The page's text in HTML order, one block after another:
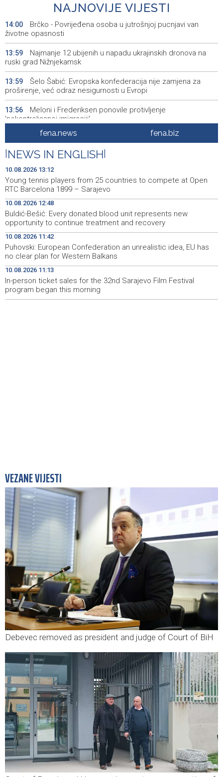
NAJNOVIJE VIJESTI
14:00
Brčko - Povrijeđena osoba u jutrošnjoj pucnjavi van
životne opasnosti
13:59
Najmanje 12 ubijenih u napadu ukrajinskih dronova na
ruski grad Nižnjekamsk
13:59
Šelo Šabić: Evropska konfederacija nije zamjena za
proširenje, već odraz nesigurnosti u Evropi
13:56
Meloni i Frederiksen ponovile protivljenje
'nekontrolisanoj imigraciji'
FUCZ: Sutra sastanak o unapređenju statusa
profesionalnih vatrgasaca
13:49
Nizak vodostaj prijeti da onemogući plovidbu dijelovima
Rajne u Njemačkoj
Muzički performans meksičkog violončeliste Abnera
Jaira Ortiza Garcie u Sarajevu
13:45
Lejla Njemčević osvojila četvrto mjesto na utrci
Cykelvasan u Švedskoj
13:45
Izmjena Odluke o kriterijima za raspored sredstava iz
tekućeg granta 'Međunarodna kulturna suradnja'
13:39
Sportske igre prijateljstva 2026 od 13. do 16. augusta u
Sarajevu
fena.news fena.biz
NEWS IN ENGLISH
10.08.2026 13:12
Young tennis players from 25 countries to compete at Open
RTC Barcelona 1899 – Sarajevo
10.08.2026 12:48
Buldić-Bešić: Every donated blood unit represents new
opportunity to continue treatment and recovery
10.08.2026 11:42
Puhovski: European Confederation an unrealistic idea, EU has
no clear plan for Western Balkans
10.08.2026 11:13
In-person ticket sales for the 32nd Sarajevo Film Festival
program began this morning
VEZANE VIJESTI
Debevec removed as president and judge of Court of BiH